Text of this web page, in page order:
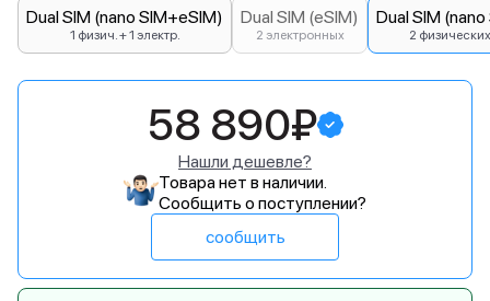
Dual SIM (nano SIM+eSIM)
1 физич. + 1 электр.
Dual SIM (eSIM)
2 электронных
Dual SIM
2 физических
58 890₽
Нашли дешевле?
Товара нет в наличии.
Сообщить о поступлении?
сообщить